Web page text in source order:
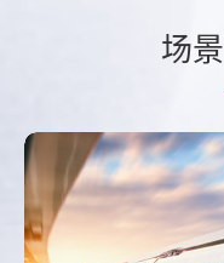
场景